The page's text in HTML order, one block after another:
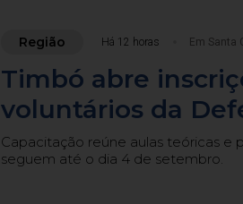
Região Há 12 horas Em Santa
Timbó abre
voluntários da
Capacitação reúne aulas teóricas e
seguem até o dia 4 de setembro.